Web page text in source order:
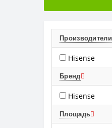
Производители
Hisense
Бренд
Hisense
Площадь